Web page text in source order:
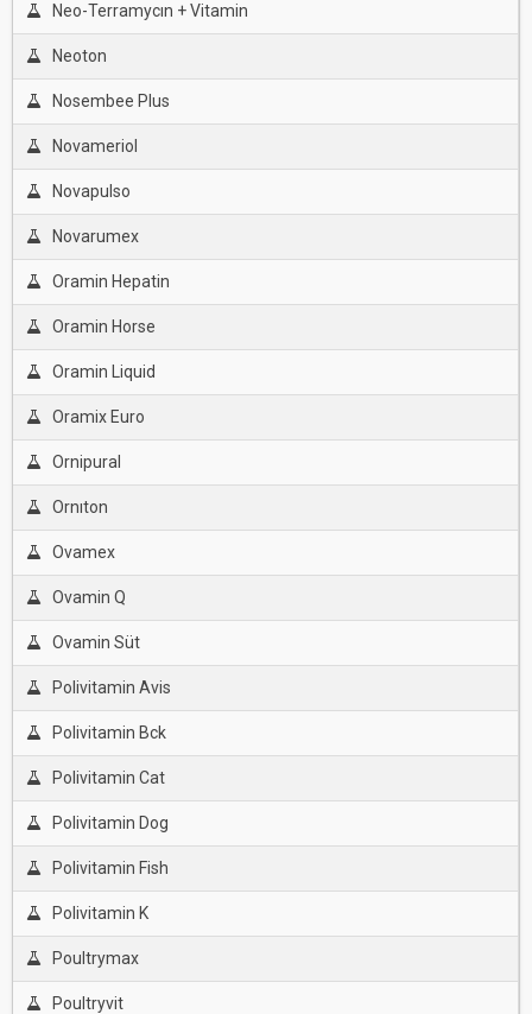
Neo-Terramycın + Vitamin
Neoton
Nosembee Plus
Novameriol
Novapulso
Novarumex
Oramin Hepatin
Oramin Horse
Oramin Liquid
Oramix Euro
Ornipural
Ornıton
Ovamex
Ovamin Q
Ovamin Süt
Polivitamin Avis
Polivitamin Bck
Polivitamin Cat
Polivitamin Dog
Polivitamin Fish
Polivitamin K
Poultrymax
Poultryvit